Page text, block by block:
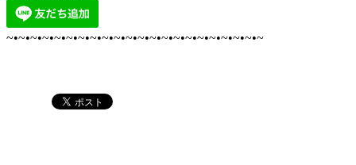
~•~•~•~•~•~•~•~•~•~•~•~•~•~•~•~•~•~•~•~•~•~